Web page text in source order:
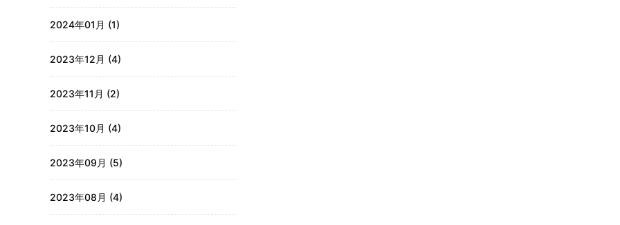
2024年01月 (1)
2023年12月 (4)
2023年11月 (2)
2023年10月 (4)
2023年09月 (5)
2023年08月 (4)